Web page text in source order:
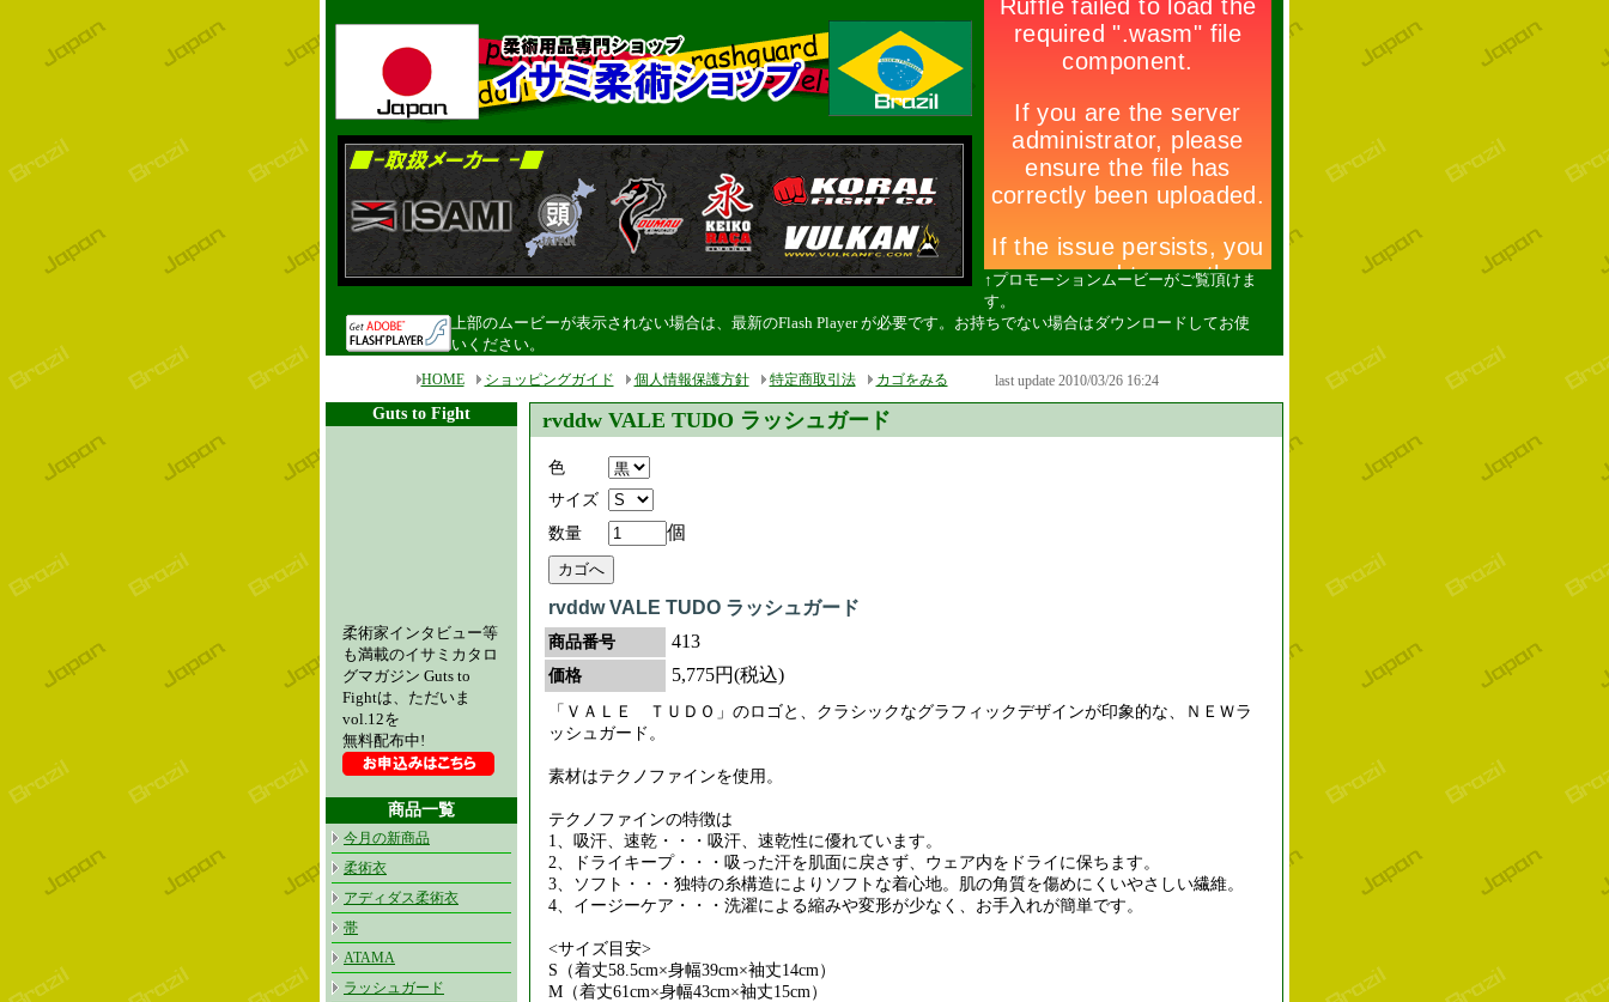
↑プロモーションムービーがご覧頂けま
す。
上部のムービーが表示されない場合は、最新のFlash Player が必要です。お持ちでない場合はダウンロードしてお使
いください。
HOME ショッピングガイド 個人情報保護方針 特定商取引法 カゴをみる last update 2010/03/26 16:24
Guts to Fight
柔術家インタビュー等
も満載のイサミカタロ
グマガジン Guts to
Fightは、ただいま
vol.12を
無料配布中!
商品一覧
今月の新商品
柔術衣
アディダス柔術衣
帯
ATAMA
ラッシュガード
rvddw VALE TUDO ラッシュガード
色
サイズ
数量
個
rvddw VALE TUDO ラッシュガード
商品番号 413
価格 5,775円(税込)
「ＶＡＬＥ ＴＵＤＯ」のロゴと、クラシックなグラフィックデザインが印象的な、ＮＥＷラ
ッシュガード。
素材はテクノファインを使用。
テクノファインの特徴は
1、吸汗、速乾・・・吸汗、速乾性に優れています。
2、ドライキープ・・・吸った汗を肌面に戻さず、ウェア内をドライに保ちます。
3、ソフト・・・独特の糸構造によりソフトな着心地。肌の角質を傷めにくいやさしい繊維。
4、イージーケア・・・洗濯による縮みや変形が少なく、お手入れが簡単です。
<サイズ目安>
S（着丈58.5cm×身幅39cm×袖丈14cm）
M（着丈61cm×身幅43cm×袖丈15cm）